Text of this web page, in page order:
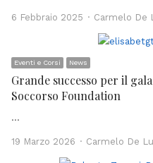
6 Febbraio 2025 Author
Carmelo De
Eventi e Corsi News
Grande successo per il
Soccorso Foundation
…
19 Marzo 2026 Author
Carmelo De